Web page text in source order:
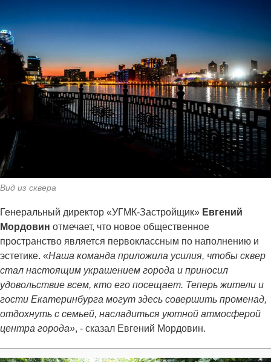
Вид из сквера
Генеральный директор «УГМК-Застройщик» Евгений
Мордовин отмечает, что новое общественное
пространство является первоклассным по наполнению и
эстетике. «Наша команда приложила усилия, чтобы сквер
стал настоящим украшением города и приносил
удовольствие всем, кто его посещает. Теперь жители и
гости Екатеринбурга могут здесь совершить променад,
отдохнуть с семьей, насладиться уютной атмосферой
центра города», - сказал Евгений Мордовин.